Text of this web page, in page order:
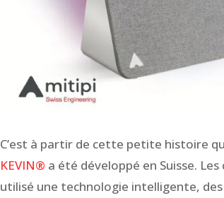
C’est à partir de cette petite histoire
KEVIN® a été développé en Suisse.
utilisé une technologie intelligente,